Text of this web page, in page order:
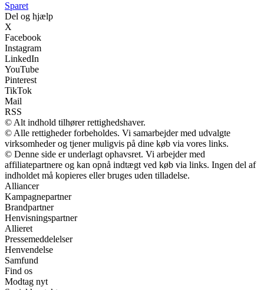
Sparet
Del og hjælp
X
Facebook
Instagram
LinkedIn
YouTube
Pinterest
TikTok
Mail
RSS
© Alt indhold tilhører rettighedshaver.
© Alle rettigheder forbeholdes. Vi samarbejder med udvalgte
virksomheder og tjener muligvis på dine køb via vores links.
© Denne side er underlagt ophavsret. Vi arbejder med
affiliatepartnere og kan opnå indtægt ved køb via links. Ingen del af
indholdet må kopieres eller bruges uden tilladelse.
Alliancer
Kampagnepartner
Brandpartner
Henvisningspartner
Allieret
Pressemeddelelser
Henvendelse
Samfund
Find os
Modtag nyt